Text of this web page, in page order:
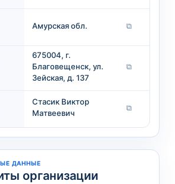
Амурская обл. ⧉
675004, г.
Благовещенск, ул.
Зейская, д. 137
⧉
Стасик Виктор
Матвеевич
⧉
ДАННЫЕ
организации